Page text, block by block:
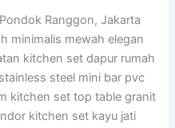
Ranggon, Jakarta
minimalis mewah elegan
kitchen set dapur rumah
steel mini bar pvc
kitchen set top table granit
kitchen set kayu jati